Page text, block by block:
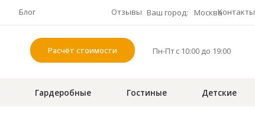
Ваш город: Москва
Расчёт стоимости Пн-Пт с 10:00 до 19:00
Блог Отзывы Контакты
Гардеробные Гостиные Детские